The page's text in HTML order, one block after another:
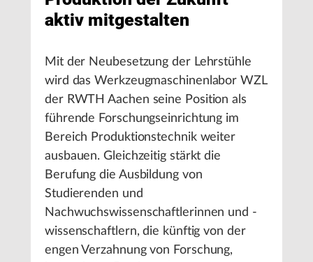
aktiv mitgestalten
Mit der Neubesetzung der Lehrstühle
wird das Werkzeugmaschinenlabor WZL
der RWTH Aachen seine Position als
führende Forschungseinrichtung im
Bereich Produktionstechnik weiter
ausbauen. Gleichzeitig stärkt die
Berufung die Ausbildung von
Studierenden und
Nachwuchswissenschaftlerinnen und -
wissenschaftlern, die künftig von der
engen Verzahnung von Forschung,